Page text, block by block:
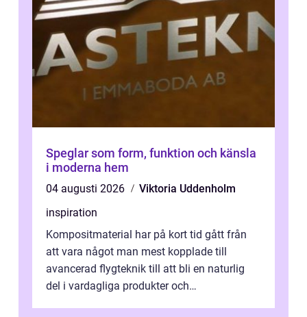
Speglar som form, funktion och känsla
i moderna hem
04 augusti 2026
Viktoria Uddenholm
inspiration
Kompositmaterial har på kort tid gått från
att vara något man mest kopplade till
avancerad flygteknik till att bli en naturlig
del i vardagliga produkter och